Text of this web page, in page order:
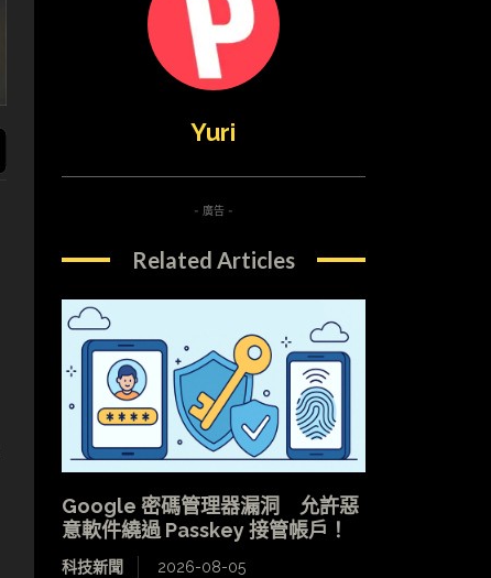
Yuri
- 廣告 -
Related Articles
Google 密碼管理器漏洞 允許惡
意軟件繞過 Passkey 接管帳戶！
科技新聞 2026-08-05